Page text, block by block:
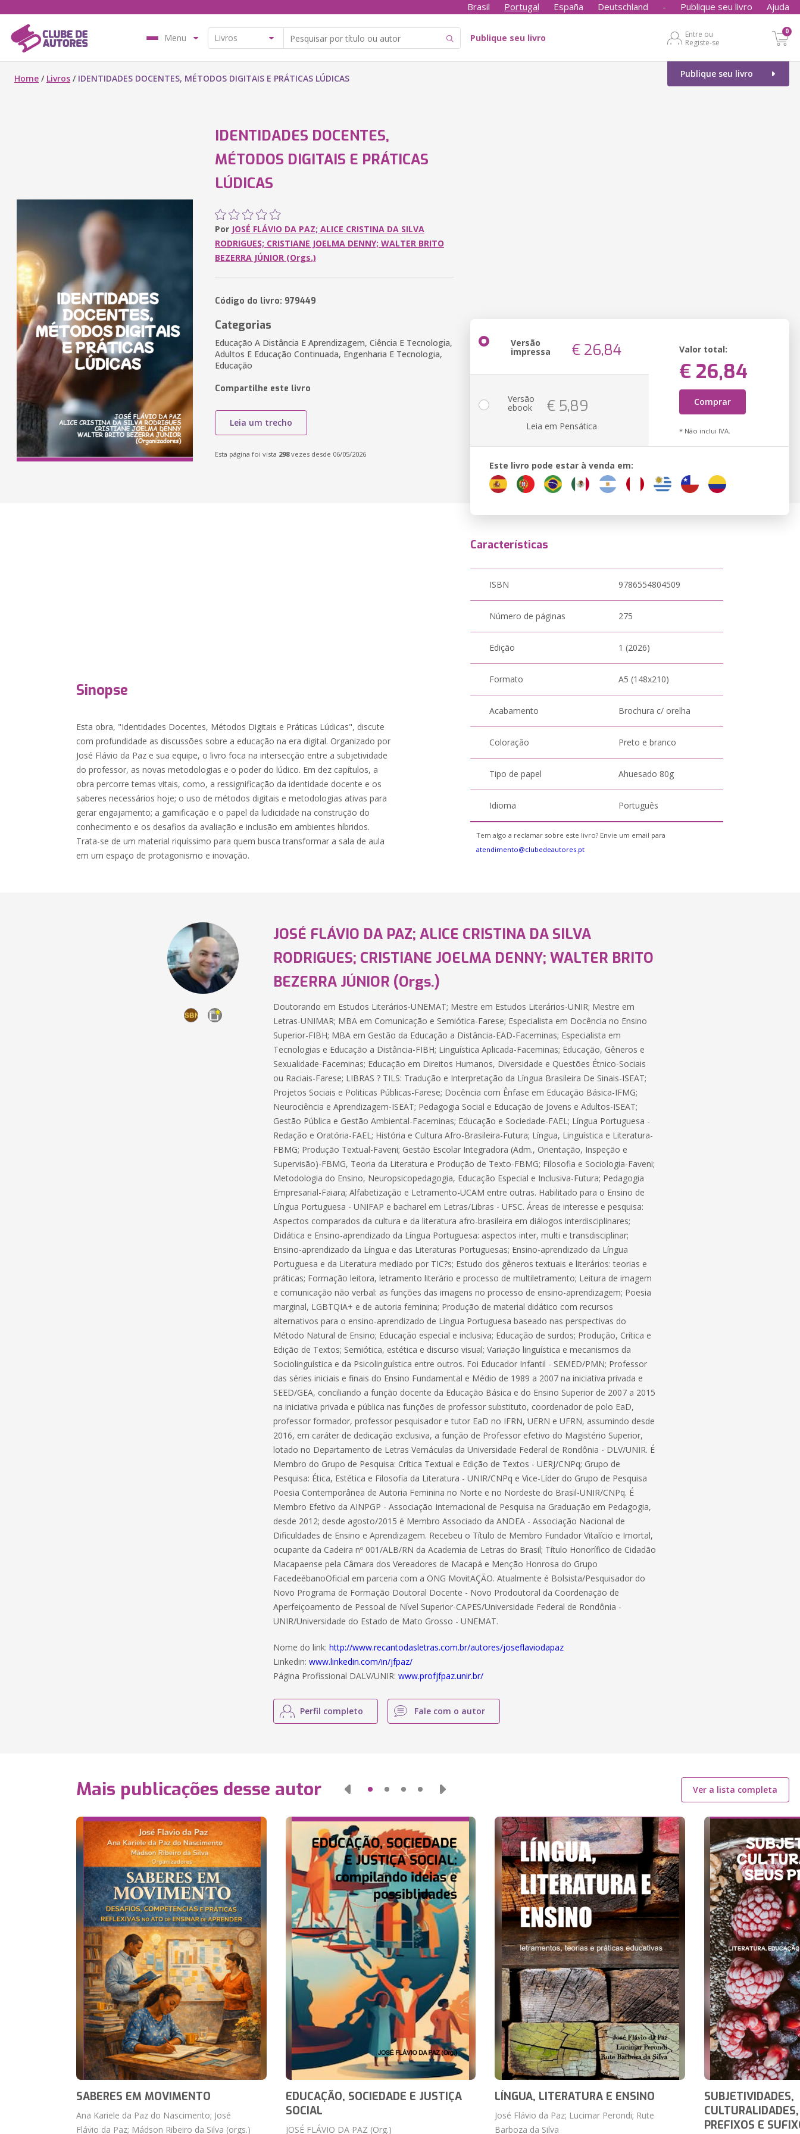
Brasil Portugal España Deutschland - Publique seu livro Ajuda
Menu Publique seu livro
Entre ou
Registe-se
0
Publique seu livro
Home / Livros / IDENTIDADES DOCENTES, MÉTODOS DIGITAIS E PRÁTICAS LÚDICAS
IDENTIDADES DOCENTES,
MÉTODOS DIGITAIS E PRÁTICAS
LÚDICAS
Por JOSÉ FLÁVIO DA PAZ; ALICE CRISTINA DA SILVA
RODRIGUES; CRISTIANE JOELMA DENNY; WALTER BRITO
BEZERRA JÚNIOR (Orgs.)
Código do livro: 979449
Categorias
Educação A Distância E Aprendizagem, Ciência E Tecnologia,
Adultos E Educação Continuada, Engenharia E Tecnologia,
Educação
Compartilhe este livro
Leia um trecho
Esta página foi vista 298vezes desde 06/05/2026
Versão
impressa € 26,84 Valor total:
€ 26,84
Comprar
* Não inclui IVA.
Versão
ebook € 5,89
Leia em Pensática
Este livro pode estar à venda em:
Sinopse
Esta obra, "Identidades Docentes, Métodos Digitais e Práticas Lúdicas", discute
com profundidade as discussões sobre a educação na era digital. Organizado por
José Flávio da Paz e sua equipe, o livro foca na intersecção entre a subjetividade
do professor, as novas metodologias e o poder do lúdico. Em dez capítulos, a
obra percorre temas vitais, como, a ressignificação da identidade docente e os
saberes necessários hoje; o uso de métodos digitais e metodologias ativas para
gerar engajamento; a gamificação e o papel da ludicidade na construção do
conhecimento e os desafios da avaliação e inclusão em ambientes híbridos.
Trata-se de um material riquíssimo para quem busca transformar a sala de aula
em um espaço de protagonismo e inovação.
Características
ISBN 9786554804509
Número de páginas 275
Edição 1 (2026)
Formato A5 (148x210)
Acabamento Brochura c/ orelha
Coloração Preto e branco
Tipo de papel Ahuesado 80g
Idioma Português
Tem algo a reclamar sobre este livro? Envie um email para
atendimento@clubedeautores.pt
JOSÉ FLÁVIO DA PAZ; ALICE CRISTINA DA SILVA
RODRIGUES; CRISTIANE JOELMA DENNY; WALTER BRITO
BEZERRA JÚNIOR (Orgs.)
Doutorando em Estudos Literários-UNEMAT; Mestre em Estudos Literários-UNIR; Mestre em
Letras-UNIMAR; MBA em Comunicação e Semiótica-Farese; Especialista em Docência no Ensino
Superior-FIBH; MBA em Gestão da Educação a Distância-EAD-Faceminas; Especialista em
Tecnologias e Educação a Distância-FIBH; Linguística Aplicada-Faceminas; Educação, Gêneros e
Sexualidade-Faceminas; Educação em Direitos Humanos, Diversidade e Questões Étnico-Sociais
ou Raciais-Farese; LIBRAS ? TILS: Tradução e Interpretação da Língua Brasileira De Sinais-ISEAT;
Projetos Sociais e Politicas Públicas-Farese; Docência com Ênfase em Educação Básica-IFMG;
Neurociência e Aprendizagem-ISEAT; Pedagogia Social e Educação de Jovens e Adultos-ISEAT;
Gestão Pública e Gestão Ambiental-Faceminas; Educação e Sociedade-FAEL; Língua Portuguesa -
Redação e Oratória-FAEL; História e Cultura Afro-Brasileira-Futura; Língua, Linguística e Literatura-
FBMG; Produção Textual-Faveni; Gestão Escolar Integradora (Adm., Orientação, Inspeção e
Supervisão)-FBMG, Teoria da Literatura e Produção de Texto-FBMG; Filosofia e Sociologia-Faveni;
Metodologia do Ensino, Neuropsicopedagogia, Educação Especial e Inclusiva-Futura; Pedagogia
Empresarial-Faiara; Alfabetização e Letramento-UCAM entre outras. Habilitado para o Ensino de
Língua Portuguesa - UNIFAP e bacharel em Letras/Libras - UFSC. Áreas de interesse e pesquisa:
Aspectos comparados da cultura e da literatura afro-brasileira em diálogos interdisciplinares;
Didática e Ensino-aprendizado da Língua Portuguesa: aspectos inter, multi e transdisciplinar;
Ensino-aprendizado da Língua e das Literaturas Portuguesas; Ensino-aprendizado da Língua
Portuguesa e da Literatura mediado por TIC?s; Estudo dos gêneros textuais e literários: teorias e
práticas; Formação leitora, letramento literário e processo de multiletramento; Leitura de imagem
e comunicação não verbal: as funções das imagens no processo de ensino-aprendizagem; Poesia
marginal, LGBTQIA+ e de autoria feminina; Produção de material didático com recursos
alternativos para o ensino-aprendizado de Língua Portuguesa baseado nas perspectivas do
Método Natural de Ensino; Educação especial e inclusiva; Educação de surdos; Produção, Crítica e
Edição de Textos; Semiótica, estética e discurso visual; Variação linguística e mecanismos da
Sociolinguística e da Psicolinguística entre outros. Foi Educador Infantil - SEMED/PMN; Professor
das séries iniciais e finais do Ensino Fundamental e Médio de 1989 a 2007 na iniciativa privada e
SEED/GEA, conciliando a função docente da Educação Básica e do Ensino Superior de 2007 a 2015
na iniciativa privada e pública nas funções de professor substituto, coordenador de polo EaD,
professor formador, professor pesquisador e tutor EaD no IFRN, UERN e UFRN, assumindo desde
2016, em caráter de dedicação exclusiva, a função de Professor efetivo do Magistério Superior,
lotado no Departamento de Letras Vernáculas da Universidade Federal de Rondônia - DLV/UNIR. É
Membro do Grupo de Pesquisa: Crítica Textual e Edição de Textos - UERJ/CNPq; Grupo de
Pesquisa: Ética, Estética e Filosofia da Literatura - UNIR/CNPq e Vice-Líder do Grupo de Pesquisa
Poesia Contemporânea de Autoria Feminina no Norte e no Nordeste do Brasil-UNIR/CNPq. É
Membro Efetivo da AINPGP - Associação Internacional de Pesquisa na Graduação em Pedagogia,
desde 2012; desde agosto/2015 é Membro Associado da ANDEA - Associação Nacional de
Dificuldades de Ensino e Aprendizagem. Recebeu o Título de Membro Fundador Vitalício e Imortal,
ocupante da Cadeira nº 001/ALB/RN da Academia de Letras do Brasil; Título Honorífico de Cidadão
Macapaense pela Câmara dos Vereadores de Macapá e Menção Honrosa do Grupo
FacedeébanoOficial em parceria com a ONG MovitAÇÃO. Atualmente é Bolsista/Pesquisador do
Novo Programa de Formação Doutoral Docente - Novo Prodoutoral da Coordenação de
Aperfeiçoamento de Pessoal de Nível Superior-CAPES/Universidade Federal de Rondônia -
UNIR/Universidade do Estado de Mato Grosso - UNEMAT.
Nome do link:http://www.recantodasletras.com.br/autores/joseflaviodapaz
Linkedin:www.linkedin.com/in/jfpaz/
Página Profissional DALV/UNIR:www.profjfpaz.unir.br/
Perfil completo Fale com o autor
Mais publicações desse autor Ver a lista completa
SABERES EM MOVIMENTO
Ana Kariele da Paz do Nascimento; José
Flávio da Paz; Mádson Ribeiro da Silva (orgs.)
EDUCAÇÃO, SOCIEDADE E JUSTIÇA
SOCIAL
JOSÉ FLÁVIO DA PAZ (Org.)
LÍNGUA, LITERATURA E ENSINO
José Flávio da Paz; Lucimar Perondi; Rute
Barboza da Silva
SUBJETIVIDADES,
PREFIXOS E